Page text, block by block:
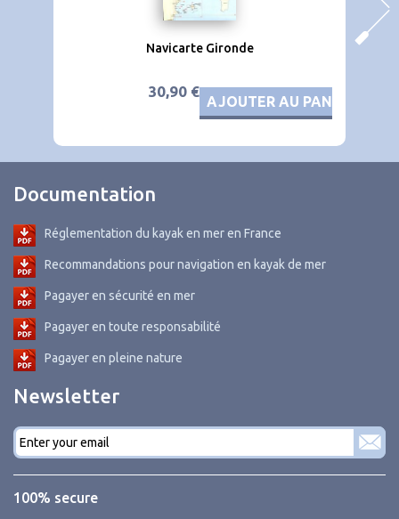
Navicarte Gironde
30,90 €
AJOUTER AU PANIER
Documentation
Réglementation du kayak en mer en France
Recommandations pour navigation en kayak de mer
Pagayer en sécurité en mer
Pagayer en toute responsabilité
Pagayer en pleine nature
Newsletter
E-
mail
*
100% secure